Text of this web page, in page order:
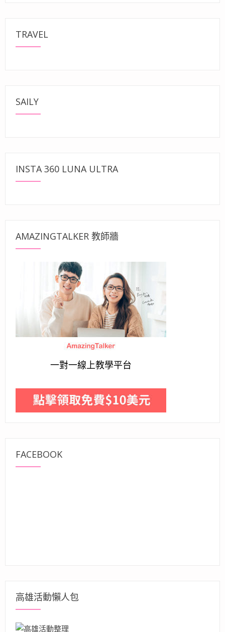
TRAVEL
SAILY
INSTA 360 LUNA ULTRA
AMAZINGTALKER 教師牆
一對一線上教學平台
FACEBOOK
高雄活動懶人包